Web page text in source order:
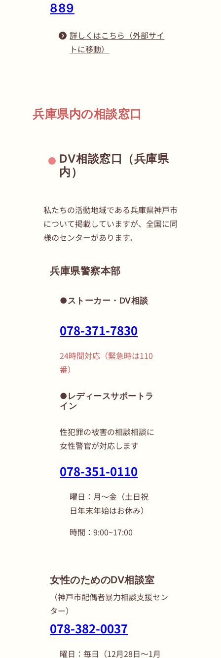
889
詳しくはこちら（外部サイ
トに移動）
兵庫県内の相談窓口
DV相談窓口（兵庫県
内）
私たちの活動地域である兵庫県神戸市
について掲載していますが、全国に同
様のセンターがあります。
兵庫県警察本部
●ストーカー・DV相談
078-371-7830
24時間対応（緊急時は110
番）
●レディースサポートラ
イン
性犯罪の被害の相談相談に
女性警官が対応します
078-351-0110
曜日：月〜金（土日祝
日年末年始はお休み）
時間：9:00~17:00
女性のためのDV相談室
（神戸市配偶者暴力相談支援セン
ター）
078-382-0037
曜日：毎日（12月28日～1月